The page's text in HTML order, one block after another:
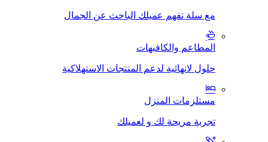
مع سلة تفهم عميلك الباحث عن الجمال
المطاعم والكافيهات
حلول لانهائية لدعم المنتجات الاستهلاكية
مستلزمات المنزل
تجربة مريحة لك و لعميلك